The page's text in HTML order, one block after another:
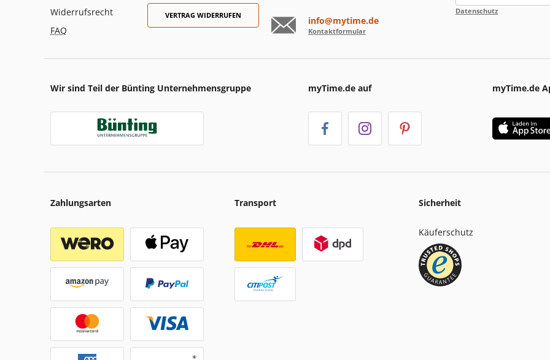
Widerrufsrecht
FAQ
VERTRAG WIDERRUFEN info@mytime.de
Kontaktformular
Datenschutz
Wir sind Teil der Bünting Unternehmensgruppe myTime.de auf myTime.de
Zahlungsarten Transport Sicherheit
Käuferschutz